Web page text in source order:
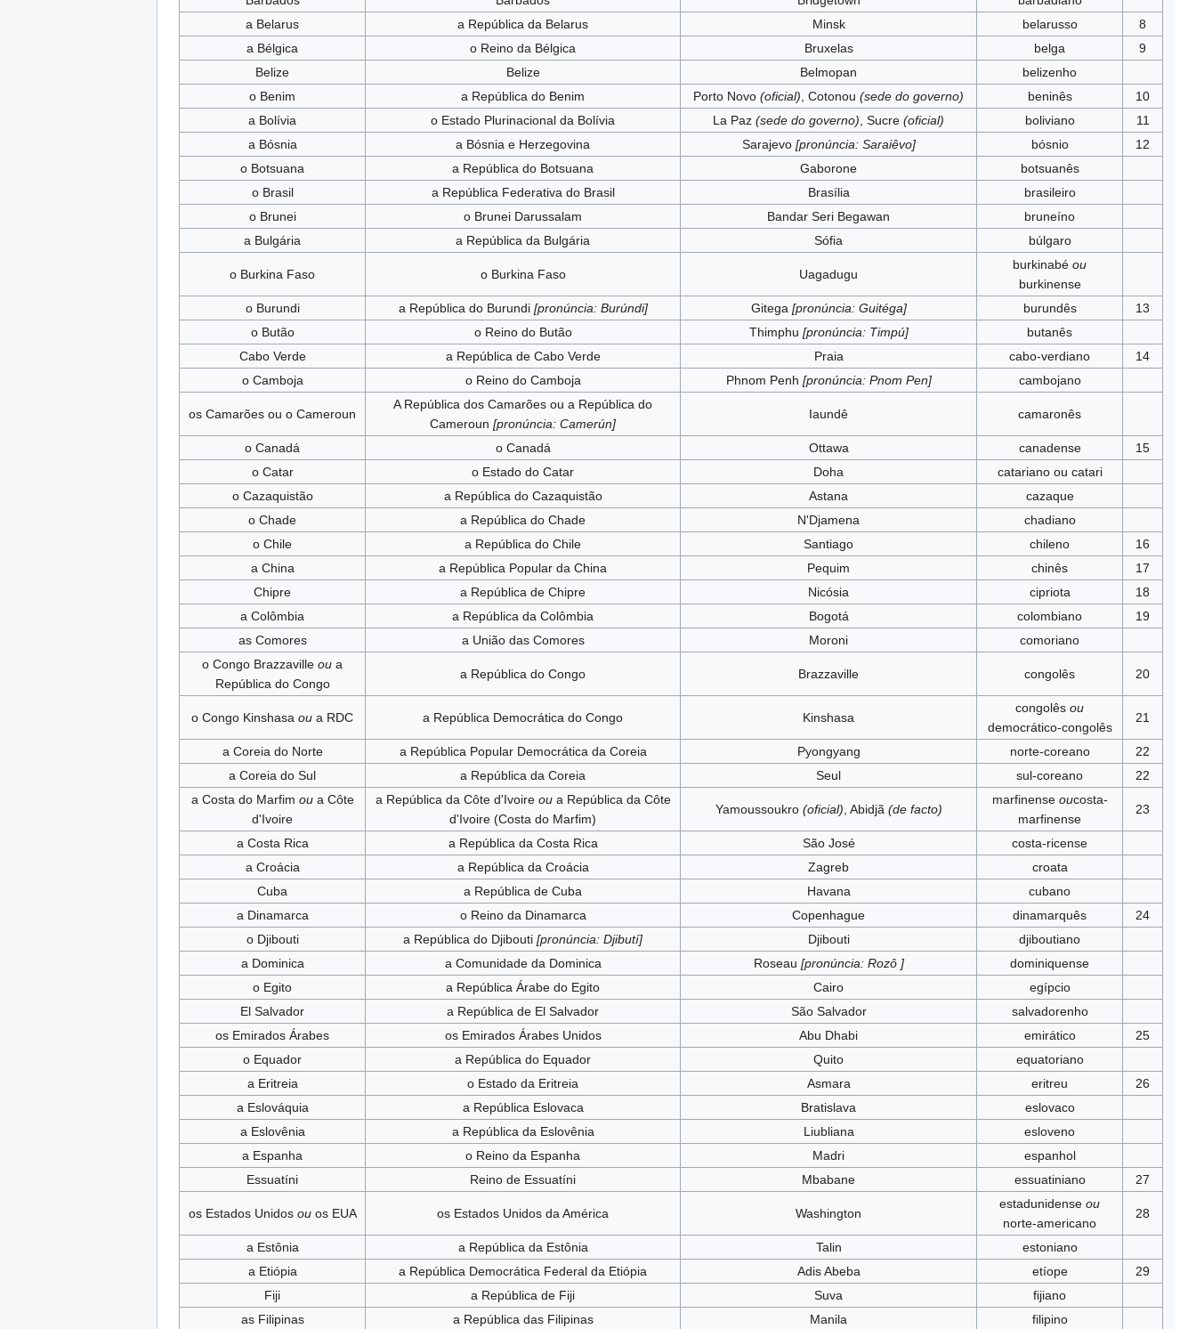
a Belarus
a República da Belarus Minsk belarusso
8
a Bélgica
o Reino da Bélgica Bruxelas belga
9
Belize
Belize Belmopan
belizenho
o Benim
a República do Benim Porto Novo (oficial), Cotonou (sede do governo) beninês
10
a Bolívia
o Estado Plurinacional da Bolívia La Paz (sede do governo), Sucre (oficial) boliviano
11
a Bósnia
a Bósnia e Herzegovina Sarajevo [pronúncia: Saraiêvo] bósnio
12
o Botsuana
a República do Botsuana Gaborone
botsuanês
o Brasil
a República Federativa do Brasil Brasília
brasileiro
o Brunei
o Brunei Darussalam Bandar Seri Begawan
bruneíno
a Bulgária
a República da Bulgária Sófia búlgaro
o Burkina Faso o Burkina Faso Uagadugu
burkinabé ou
burkinense
o Burundi
a República do Burundi [pronúncia: Burúndi] Gitega [pronúncia: Guitéga] burundês
13
o Butão
o Reino do Butão Thimphu [pronúncia: Timpú]
butanês
Cabo Verde
a República de Cabo Verde Praia cabo-verdiano
14
o Camboja
o Reino do Camboja Phnom Penh [pronúncia: Pnom Pen] cambojano
os Camarões ou o Cameroun
A República dos Camarões ou a República do
Cameroun [pronúncia: Camerún]
Iaundê camaronês
o Canadá o Canadá Ottawa canadense
15
o Catar
o Estado do Catar Doha
catariano ou catari
o Cazaquistão
a República do Cazaquistão Astana
cazaque
o Chade
a República do Chade N'Djamena
chadiano
o Chile
a República do Chile Santiago chileno
16
a China
a República Popular da China Pequim chinês
17
Chipre
a República de Chipre Nicósia cipriota
18
a Colômbia
a República da Colômbia Bogotá colombiano
19
as Comores
a União das Comores Moroni
comoriano
o Congo Brazzaville ou a
República do Congo
a República do Congo Brazzaville congolês 20
o Congo Kinshasa ou a RDC a República Democrática do Congo Kinshasa
congolês ou
democrático-congolês
21
a Coreia do Norte a República Popular Democrática da Coreia Pyongyang norte-coreano
22
a Coreia do Sul
a República da Coreia Seul sul-coreano
22
a Costa do Marfim oua Côte
d'Ivoire
a República da Côte d'Ivoire oua República da Côte
d'Ivoire (Costa do Marfim)
Yamoussoukro (oficial), Abidjã (de facto)
marfinense oucosta-
marfinense
23
a Costa Rica a República da Costa Rica São José
costa-ricense
a Croácia
a República da Croácia Zagreb
croata
Cuba
a República de Cuba Havana
cubano
a Dinamarca
o Reino da Dinamarca Copenhague dinamarquês
24
o Djibouti
a República do Djibouti [pronúncia: Djibutí] Djibouti
djiboutiano
a Dominica
a Comunidade da Dominica Roseau [pronúncia: Rozô ]
dominiquense
o Egito
a República Árabe do Egito Cairo
egípcio
El Salvador
a República de El Salvador São Salvador
salvadorenho
os Emirados Árabes
os Emirados Árabes Unidos Abu Dhabi emirático
25
o Equador
a República do Equador Quito
equatoriano
a Eritreia
o Estado da Eritreia Asmara eritreu
26
a Eslováquia
a República Eslovaca Bratislava
eslovaco
a Eslovênia
a República da Eslovênia Liubliana
esloveno
a Espanha
o Reino da Espanha Madri
espanhol
Essuatíni
Reino de Essuatíni Mbabane essuatiniano 27
os Estados Unidos ouos EUA os Estados Unidos da América Washington
estadunidense ou
norte-americano
28
a Estônia a República da Estônia Talin
estoniano
a Etiópia
a República Democrática Federal da Etiópia Adis Abeba etíope
29
Fiji
a República de Fiji Suva
fijiano
as Filipinas
a República das Filipinas Manila filipino